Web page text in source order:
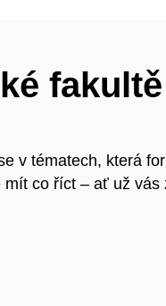
fakultě
v tématech, která
mít co říct – ať už vás